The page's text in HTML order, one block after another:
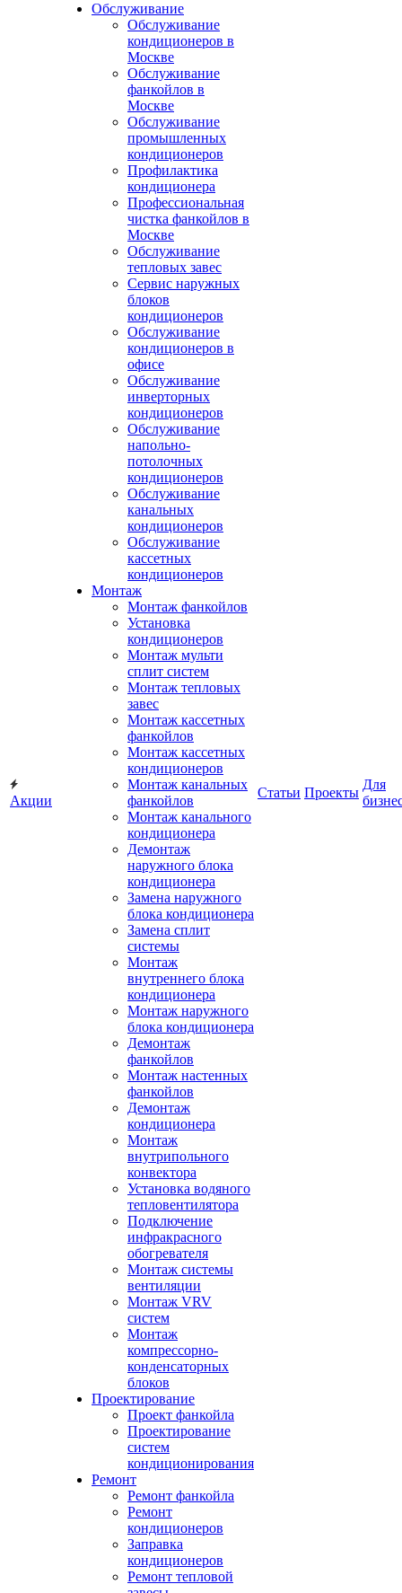
Акции
Обслуживание
Обслуживание
кондиционеров в
Москве
Обслуживание
фанкойлов в
Москве
Обслуживание
промышленных
кондиционеров
Профилактика
кондиционера
Профессиональная
чистка фанкойлов в
Москве
Обслуживание
тепловых завес
Сервис наружных
блоков
кондиционеров
Обслуживание
кондиционеров в
офисе
Обслуживание
инверторных
кондиционеров
Обслуживание
напольно-
потолочных
кондиционеров
Обслуживание
канальных
кондиционеров
Обслуживание
кассетных
кондиционеров
Монтаж
Монтаж фанкойлов
Установка
кондиционеров
Монтаж мульти
сплит систем
Монтаж тепловых
завес
Монтаж кассетных
фанкойлов
Монтаж кассетных
кондиционеров
Монтаж канальных
фанкойлов
Монтаж канального
кондиционера
Демонтаж
наружного блока
кондиционера
Замена наружного
блока кондиционера
Замена сплит
системы
Монтаж
внутреннего блока
кондиционера
Монтаж наружного
блока кондиционера
Демонтаж
фанкойлов
Монтаж настенных
фанкойлов
Демонтаж
кондиционера
Монтаж
внутрипольного
конвектора
Установка водяного
тепловентилятора
Подключение
инфракрасного
обогревателя
Монтаж системы
вентиляции
Монтаж VRV
систем
Монтаж
компрессорно-
конденсаторных
блоков
Проектирование
Проект фанкойла
Проектирование
систем
кондиционирования
Ремонт
Ремонт фанкойла
Ремонт
кондиционеров
Заправка
кондиционеров
Ремонт тепловой
Статьи Проекты
Для